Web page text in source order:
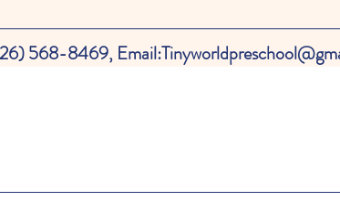
568-8469, Email: